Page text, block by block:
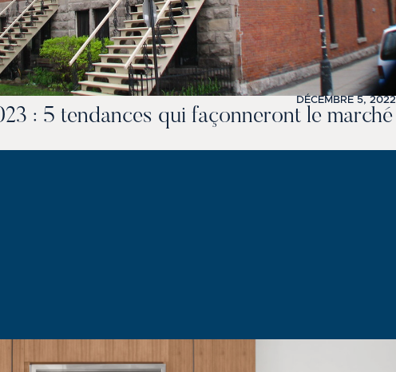
DÉCEMBRE 5, 2022
: 5 tendances qui façonneront le marché